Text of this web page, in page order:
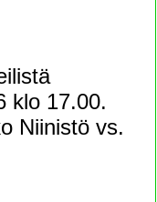
klo 17.00.
Niinistö vs.